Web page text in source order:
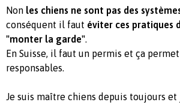
Non les chiens ne sont pas des
conséquent il faut éviter ces pratiques
"monter la garde".
En Suisse, il faut un permis et ça
responsables.
Je suis maître chiens depuis toujours